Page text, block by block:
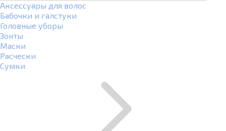
Аксессуары для волос
Бабочки и галстуки
Головные уборы
Зонты
Маски
Расчески
Сумки